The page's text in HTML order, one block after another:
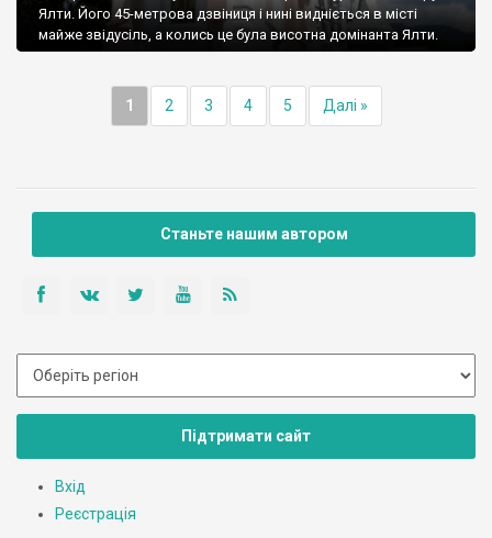
Ялти. Його 45-метрова дзвіниця і нині видніється в місті
майже звідусіль, а колись це була висотна домінанта Ялти.
1 2 3 4 5 Далі »
Станьте нашим автором
Підтримати сайт
Вхід
Реєстрація